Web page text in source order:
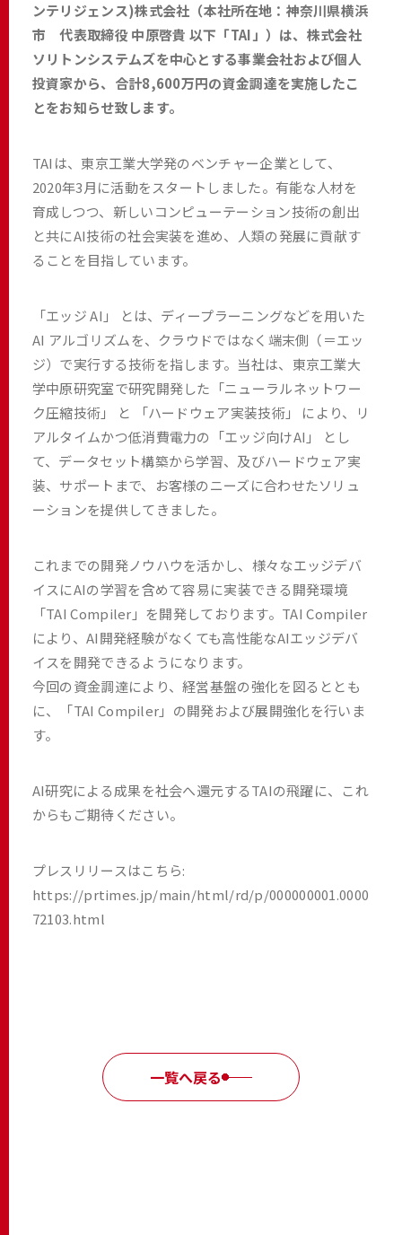
ンテリジェンス)株式会社（本社所在地：神奈川県横浜
市 代表取締役 中原啓貴 以下「TAI」）は、株式会社
ソリトンシステムズを中心とする事業会社および個人
投資家から、合計8,600万円の資金調達を実施したこ
とをお知らせ致します。
TAIは、東京工業大学発のベンチャー企業として、
2020年3月に活動をスタートしました。有能な人材を
育成しつつ、新しいコンピューテーション技術の創出
と共にAI技術の社会実装を進め、人類の発展に貢献す
ることを目指しています。
「エッジ AI」 とは、ディープラーニングなどを用いた
AI アルゴリズムを、クラウドではなく端末側（＝エッ
ジ）で実行する技術を指します。当社は、東京工業大
学中原研究室で研究開発した「ニューラルネットワー
ク圧縮技術」 と 「ハードウェア実装技術」 により、リ
アルタイムかつ低消費電力の「エッジ向けAI」 とし
て、データセット構築から学習、及びハードウェア実
装、サポートまで、お客様のニーズに合わせたソリュ
ーションを提供してきました。
これまでの開発ノウハウを活かし、様々なエッジデバ
イスにAIの学習を含めて容易に実装できる開発環境
「TAI Compiler」を開発しております。TAI Compiler
により、AI開発経験がなくても高性能なAIエッジデバ
イスを開発できるようになります。
今回の資金調達により、経営基盤の強化を図るととも
に、「TAI Compiler」の開発および展開強化を行いま
す。
AI研究による成果を社会へ還元するTAIの飛躍に、これ
からもご期待ください。
プレスリリースはこちら:
https://prtimes.jp/main/html/rd/p/000000001.0000
72103.html
一覧へ戻る